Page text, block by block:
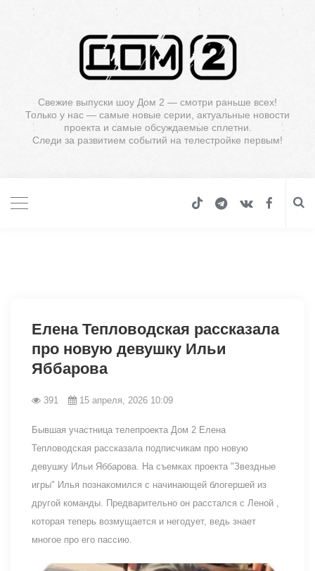
Свежие выпуски шоу Дом 2 — смотри раньше всех!
Только у нас — самые новые серии, актуальные новости
проекта и самые обсуждаемые сплетни.
Следи за развитием событий на телестройке первым!
Елена Тепловодская рассказала
про новую девушку Ильи
Яббарова
391 15 апреля, 2026 10:09
Бывшая участница телепроекта Дом 2 Елена
Тепловодская рассказала подписчикам про новую
девушку Ильи Яббарова. На съемках проекта "Звездные
игры" Илья познакомился с начинающей блогершей из
другой команды. Предварительно он расстался с Леной ,
которая теперь возмущается и негодует, ведь знает
многое про его пассию.